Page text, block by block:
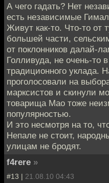
А чего гадать? Нет
есть независимые
Живут как-то. Что-то от
большей части,
от поклонников далай-
Голливуда, не очень-то
традиционного уклада.
проголосовали на
марксистов и скинули
товарища Мао тоже
популярностью.
И это несмотря на то,
Непале не стоит,
улицам не бродят.
f4rere »
#13 | 21.08.10 04:43